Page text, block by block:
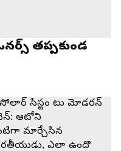
తప్పకుండ